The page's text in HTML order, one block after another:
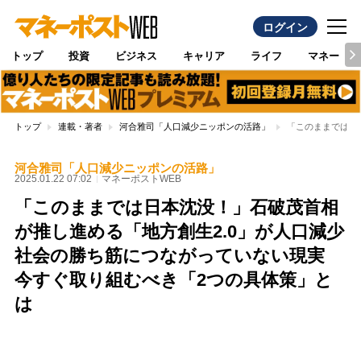
ログイン
トップ 投資 ビジネス キャリア ライフ マネー
トップ 連載・著者 河合雅司「人口減少ニッポンの活路」 「このままでは
河合雅司「人口減少ニッポンの活路」
2025.01.22 07:02 マネーポストWEB
「このままでは日本沈没！」石破茂首相
が推し進める「地方創生2.0」が人口減少
社会の勝ち筋につながっていない現実
今すぐ取り組むべき「2つの具体策」と
は